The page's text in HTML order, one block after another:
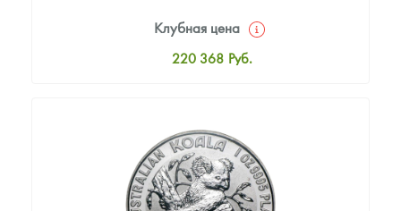
Клубная цена
220 368 Руб.
Цена выкупа
187 388 Руб.